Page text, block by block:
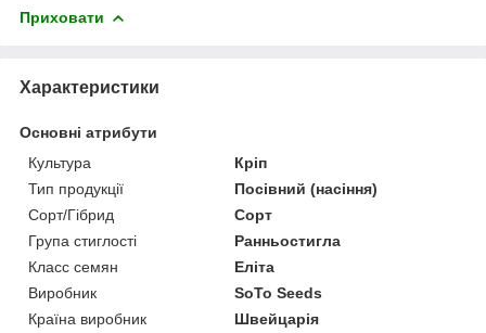
Приховати
Характеристики
Основні атрибути
Культура
Кріп
Тип продукції
Посівний (насіння)
Сорт/Гібрид
Сорт
Група стиглості
Ранньостигла
Класс семян
Еліта
Виробник
SoTo Seeds
Країна виробник
Швейцарія